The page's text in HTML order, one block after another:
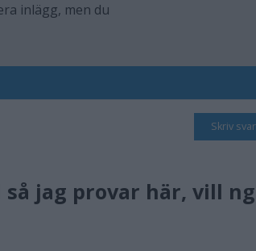
inlägg, men du
Skriv svar
jag provar här, vill